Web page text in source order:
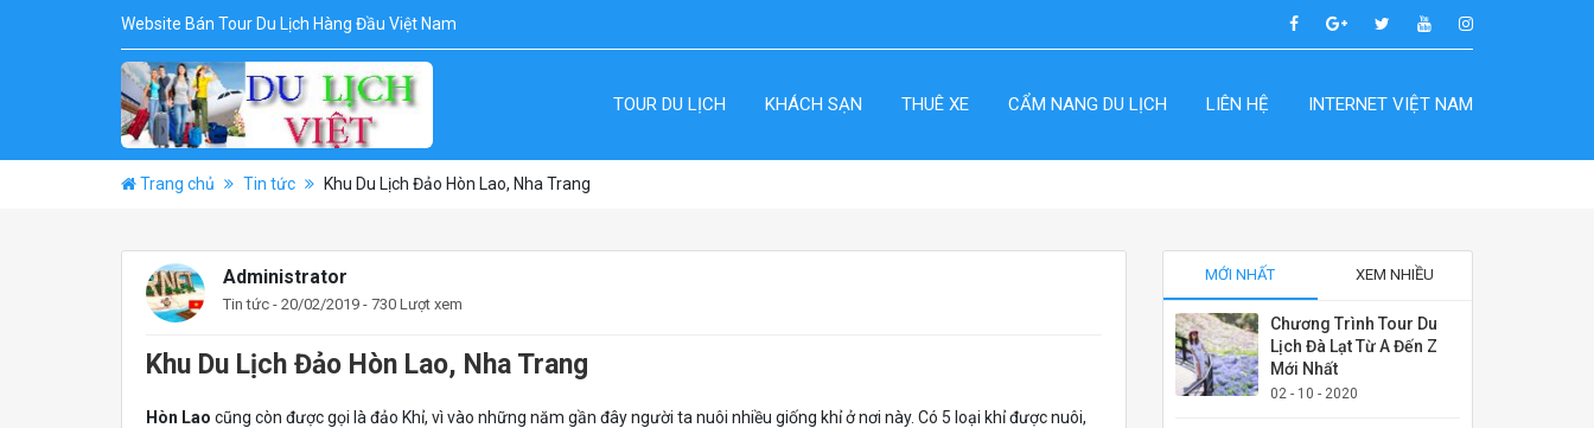
Website Bán Tour Du Lịch Hàng Đầu Việt Nam
TOUR DU LỊCH KHÁCH SẠN THUÊ XE CẨM NANG DU LỊCH LIÊN HỆ INTERNET VIỆT NAM
Trang chủ Tin tức Khu Du Lịch Đảo Hòn Lao, Nha Trang
Administrator
Tin tức - 20/02/2019 - 730 Lượt xem
Khu Du Lịch Đảo Hòn Lao, Nha Trang
Hòn Lao cũng còn được gọi là đảo Khỉ, vì vào những năm gần đây người ta nuôi nhiều giống khỉ ở nơi này. Có 5 loại khỉ được nuôi,
MỚI NHẤT XEM NHIỀU
Chương Trình Tour Du
Lịch Đà Lạt Từ A Đến Z
Mới Nhất
02 - 10 - 2020